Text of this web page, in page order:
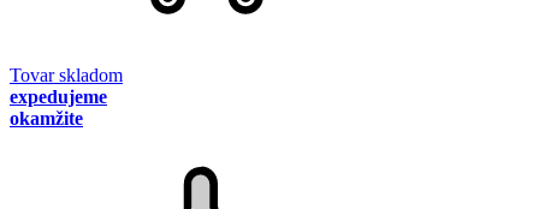
Tovar skladom
expedujeme
okamžite